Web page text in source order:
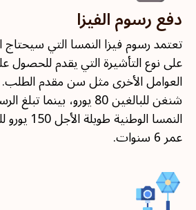
دفع رسوم الفيزا
تعتمد رسوم فيزا النمسا التي سيحتاج
على نوع التأشيرة التي يقدم للحصول
العوامل الأخرى مثل سن مقدم الطلب.
شنغن للبالغين 80 يورو،
النمسا
عمر 6 سنوات.